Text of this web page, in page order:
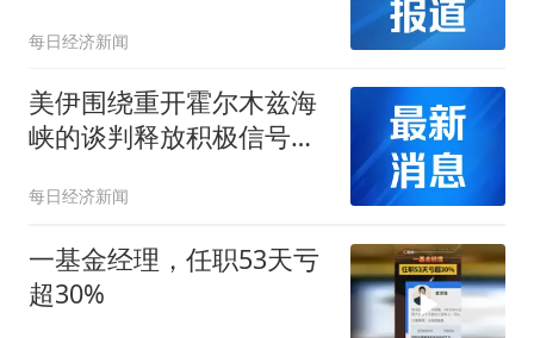
（159035）盘中净申购达
4000万份为深市同标的第
一
每日经济新闻
美伊围绕重开霍尔木兹海
峡的谈判释放积极信号！
盎司关口，深市同标的规
模最大的金ETF天弘
（159830）成交额超1亿
元
每日经济新闻
一基金经理，任职53天亏
超30%